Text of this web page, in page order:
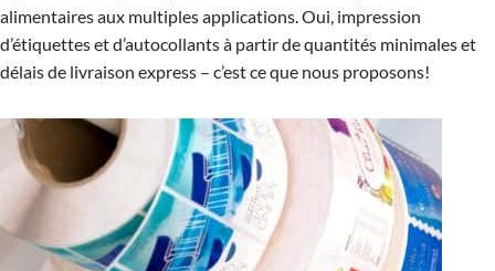
alimentaires aux multiples applications. Oui, impression
d’étiquettes et d’autocollants à partir de quantités minimales et
délais de livraison express – c’est ce que nous proposons!